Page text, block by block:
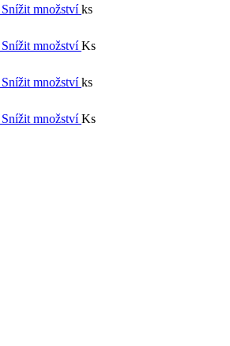
Snížit množstvíks
Snížit množstvíKs
Snížit množstvíks
Snížit množstvíKs